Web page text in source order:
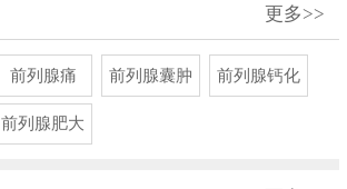
更多>>
前列腺痛 前列腺囊肿 前列腺钙化
前列腺肥大